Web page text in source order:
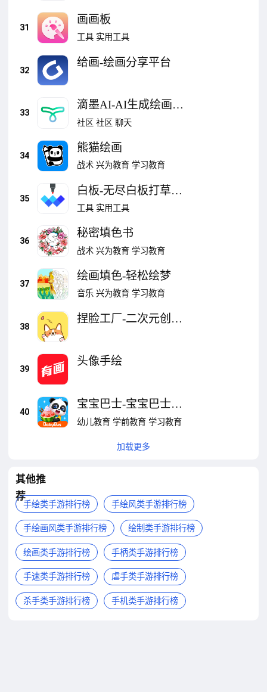
31
画画板
工具 实用工具
32
给画-绘画分享平台
33
滴墨AI-AI生成绘画社
区
社区 社区 聊天
34
熊猫绘画
战术 兴为教育 学习教育
35
白板-无尽白板打草稿
示范涂鸦
工具 实用工具
36
秘密填色书
战术 兴为教育 学习教育
37
绘画填色-轻松绘梦
音乐 兴为教育 学习教育
38
捏脸工厂-二次元创作
39
头像手绘
40
宝宝巴士-宝宝巴士官
方启蒙平台
幼儿教育 学前教育 学习教育
加载更多
其他推
荐
手绘类手游排行榜 手绘风类手游排行榜
手绘画风类手游排行榜 绘制类手游排行榜
绘画类手游排行榜 手柄类手游排行榜
手速类手游排行榜 虐手类手游排行榜
杀手类手游排行榜 手机类手游排行榜